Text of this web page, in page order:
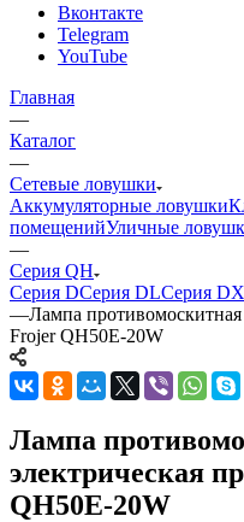
Вконтакте
Telegram
YouTube
Главная
—
Каталог
—
Сетевые ловушки
Аккумуляторные ловушки
помещенийУличные
—
Серия QH
Серия DСерия DLСерия DX
—Лампа
Frojer QH50E-20W
Лампа
электрическая
QH50E-20W